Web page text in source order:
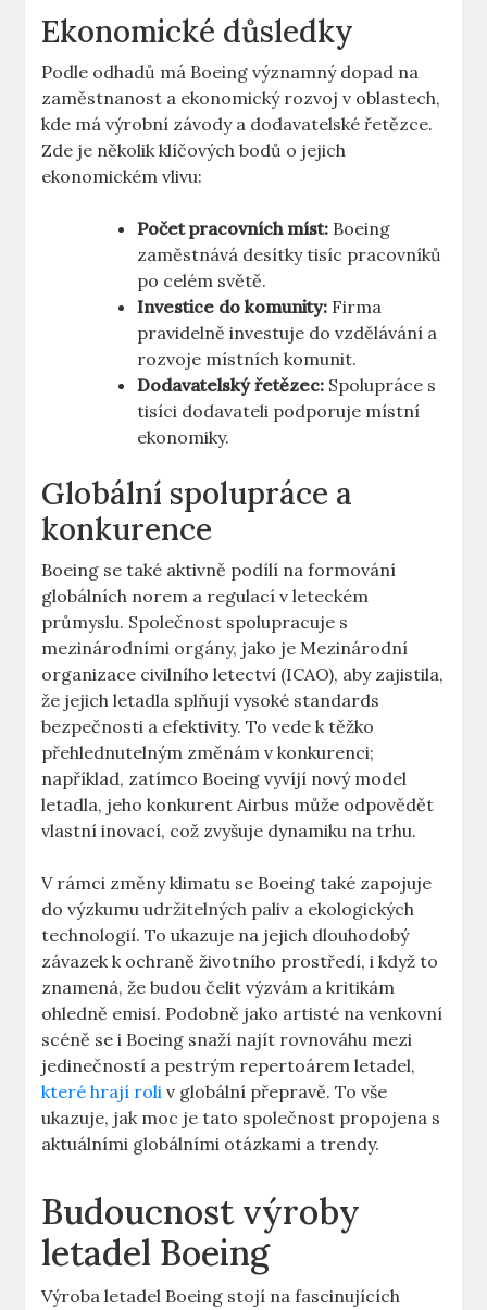
Ekonomické důsledky
Podle ⁣odhadů⁣ má​ Boeing významný‍ dopad ‌na
zaměstnanost a ekonomický rozvoj v oblastech,
‌kde má výrobní závody a⁣ dodavatelské řetězce. ​
Zde je ⁤několik⁣ klíčových bodů o jejich
ekonomickém vlivu:
Počet ⁤pracovních míst: Boeing⁣
zaměstnává desítky⁣ tisíc pracovníků
po celém‌ světě.
Investice do ⁤komunity: ‍Firma
pravidelně investuje do vzdělávání a
rozvoje místních komunit.
Dodavatelský​ řetězec: ⁣Spolupráce s
tisíci dodavateli ⁤podporuje⁢ místní
‌ekonomiky.
Globální spolupráce⁢ a
konkurence
Boeing se​ také aktivně‍ podílí na ‌formování
globálních ⁣norem a regulací v leteckém
průmyslu. Společnost ‍spolupracuje ⁢s
mezinárodními orgány, ​jako ⁢je Mezinárodní
organizace⁢ civilního letectví ​(ICAO), aby zajistila,
že⁤ jejich⁤ letadla splňují ​vysoké standards
bezpečnosti a efektivity. To ‍vede k​ těžko
přehlednutelným změnám v konkurenci;⁣
například,⁢ zatímco‍ Boeing vyvíjí ⁤nový model
letadla, jeho konkurent Airbus může​ odpovědět
‍vlastní inovací,⁤ což⁤ zvyšuje dynamiku⁢ na trhu.
V ‍rámci změny ⁤klimatu se Boeing také zapojuje
do výzkumu⁣ udržitelných ⁣paliv a ekologických‌
technologií. To ukazuje na jejich⁢ dlouhodobý
závazek‌ k ochraně⁣ životního prostředí, i když to
‍znamená, že budou ⁤čelit výzvám a kritikám
⁤ohledně ‌emisí. Podobně jako‍ artisté ‍na venkovní
scéně se i ⁢Boeing snaží najít rovnováhu ​mezi
jedinečností a ⁤pestrým repertoárem ‌letadel,
které ‍hrají roli ‍ v ⁣globální přepravě.⁢ To vše
ukazuje, jak moc ⁢je tato‌ společnost propojena s
‍aktuálními globálními otázkami a⁤ trendy.
Budoucnost ⁣výroby
letadel Boeing
Výroba letadel⁤ Boeing stojí na fascinujících